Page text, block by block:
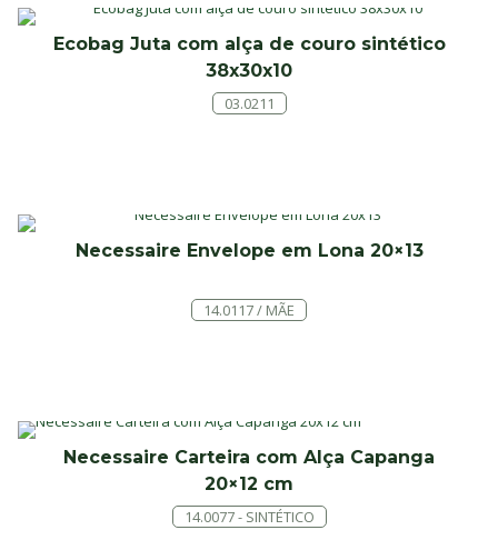
Ecobag Juta com alça de couro sintético
38x30x10
03.0211
Necessaire Envelope em Lona 20×13
14.0117 / MÃE
Necessaire Carteira com Alça Capanga
20×12 cm
14.0077 - SINTÉTICO